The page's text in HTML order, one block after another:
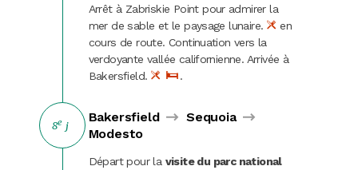
Arrêt à Zabriskie Point pour admirer la
mer de sable et le paysage lunaire.
en
cours de route. Continuation vers la
verdoyante vallée californienne. Arrivée à
Bakersfield.
.
8e j
Bakersfield
Sequoia
Modesto
Départ pour la visite du parc national